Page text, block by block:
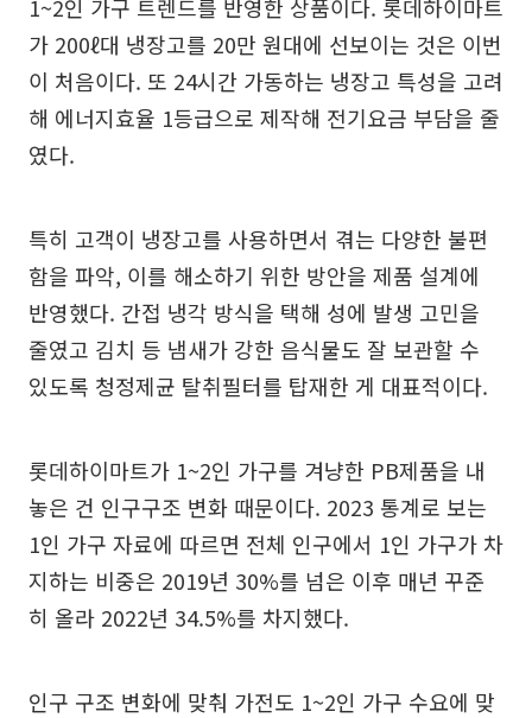
1~2인 가구 트렌드를 반영한 상품이다. 롯데하이마트
가 200ℓ대 냉장고를 20만 원대에 선보이는 것은 이번
이 처음이다. 또 24시간 가동하는 냉장고 특성을 고려
해 에너지효율 1등급으로 제작해 전기요금 부담을 줄
였다.
특히 고객이 냉장고를 사용하면서 겪는 다양한 불편
함을 파악, 이를 해소하기 위한 방안을 제품 설계에
반영했다. 간접 냉각 방식을 택해 성에 발생 고민을
줄였고 김치 등 냄새가 강한 음식물도 잘 보관할 수
있도록 청정제균 탈취필터를 탑재한 게 대표적이다.
롯데하이마트가 1~2인 가구를 겨냥한 PB제품을 내
놓은 건 인구구조 변화 때문이다. 2023 통계로 보는
1인 가구 자료에 따르면 전체 인구에서 1인 가구가 차
지하는 비중은 2019년 30%를 넘은 이후 매년 꾸준
히 올라 2022년 34.5%를 차지했다.
인구 구조 변화에 맞춰 가전도 1~2인 가구 수요에 맞